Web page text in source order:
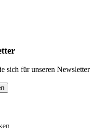
sich für unseren Newsletter